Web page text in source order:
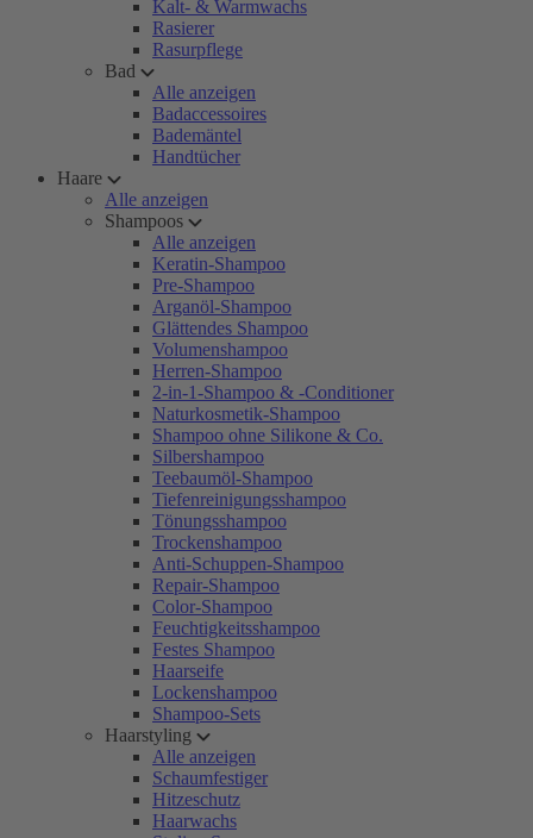
Kalt- & Warmwachs
Rasierer
Rasurpflege
Bad
Alle anzeigen
Badaccessoires
Bademäntel
Handtücher
Haare
Alle anzeigen
Shampoos
Alle anzeigen
Keratin-Shampoo
Pre-Shampoo
Arganöl-Shampoo
Glättendes Shampoo
Volumenshampoo
Herren-Shampoo
2-in-1-Shampoo & -Conditioner
Naturkosmetik-Shampoo
Shampoo ohne Silikone & Co.
Silbershampoo
Teebaumöl-Shampoo
Tiefenreinigungsshampoo
Tönungsshampoo
Trockenshampoo
Anti-Schuppen-Shampoo
Repair-Shampoo
Color-Shampoo
Feuchtigkeitsshampoo
Festes Shampoo
Haarseife
Lockenshampoo
Shampoo-Sets
Haarstyling
Alle anzeigen
Schaumfestiger
Hitzeschutz
Haarwachs